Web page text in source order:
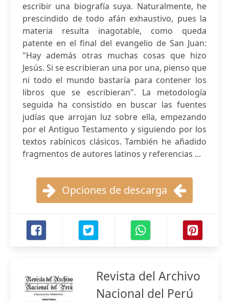
escribir una biografía suya. Naturalmente, he
prescindido de todo afán exhaustivo, pues la
materia resulta inagotable, como queda
patente en el final del evangelio de San Juan:
"Hay además otras muchas cosas que hizo
Jesús. Si se escribieran una por una, pienso que
ni todo el mundo bastaría para contener los
libros que se escribieran". La metodología
seguida ha consistido en buscar las fuentes
judías que arrojan luz sobre ella, empezando
por el Antiguo Testamento y siguiendo por los
textos rabínicos clásicos. También he añadido
fragmentos de autores latinos y referencias ...
Opciones de descarga
Revista del Archivo
Nacional del Perú